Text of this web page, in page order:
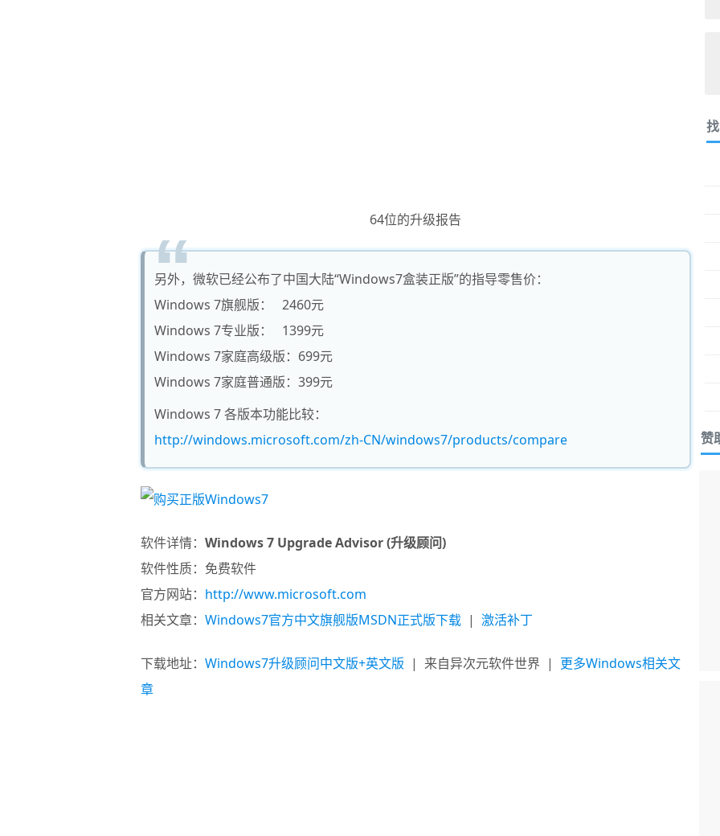
64位的升级报告
另外，微软已经公布了中国大陆“Windows7盒装正版”的指导零售价：
Windows 7旗舰版： 2460元
Windows 7专业版： 1399元
Windows 7家庭高级版：699元
Windows 7家庭普通版：399元
Windows 7 各版本功能比较：
http://windows.microsoft.com/zh-CN/windows7/products/compare
软件详情： Windows 7 Upgrade Advisor (升级顾问)
软件性质：免费软件
官方网站： http://www.microsoft.com
相关文章： Windows7官方中文旗舰版MSDN正式版下载| 激活补丁
下载地址： Windows7升级顾问中文版+英文版 | 来自异次元软件世界 | 更多Windows相关文
章
赞